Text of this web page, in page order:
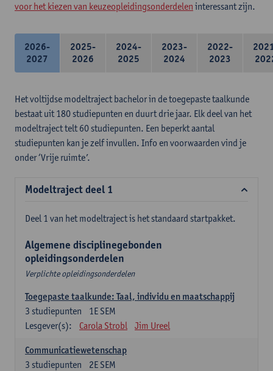
voor het kiezen van keuzeopleidingsonderdelen interessant zijn.
2026-
2027
2025-
2026
2024-
2025
2023-
2024
2022-
2023
Het voltijdse modeltraject bachelor in de toegepaste taalkunde
bestaat uit 180 studiepunten en duurt drie jaar. Elk deel van het
modeltraject telt 60 studiepunten. Een beperkt aantal
studiepunten kan je zelf invullen. Info en voorwaarden vind je
onder ‘Vrije ruimte’.
Modeltraject deel 1
Deel 1 van het modeltraject is het standaard startpakket.
Algemene disciplinegebonden
opleidingsonderdelen
Verplichte opleidingsonderdelen
Toegepaste taalkunde: Taal, individu en maatschappij
1E SEM
3 studiepunten
Lesgever(s):
Carola Strobl Jim Ureel
Communicatiewetenschap
2E SEM
3 studiepunten